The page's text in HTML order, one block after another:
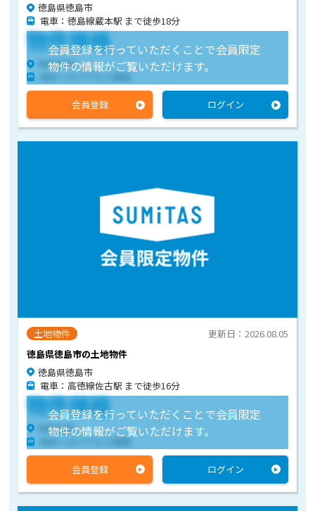
徳島県徳島市
電車：徳島線蔵本駅 まで徒歩18分
会員登録を行っていただくことで会員限定
物件の情報がご覧いただけます。
物件価格
物件住所
会員登録 ログイン
土地物件
徳島県徳島市の土地物件
更新日：2026.08.05
徳島県徳島市
電車：高徳線佐古駅 まで徒歩16分
会員登録を行っていただくことで会員限定
物件の情報がご覧いただけます。
物件価格
物件住所
物件へのアクセス情報
会員登録 ログイン